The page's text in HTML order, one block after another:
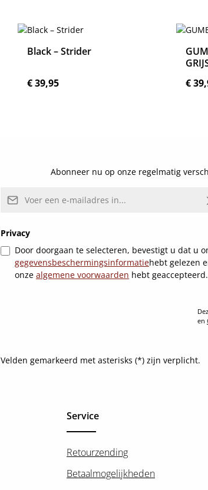
Black – Strider
Normale prijs:
€ 39,95 €
Abonneer nu op onze regelmatig
E-mailadres*
Privacy
Door doorgaan te selecteren, bevestigt u dat u
gegevensbeschermingsinformatiehebt gelezen
onze algemene voorwaarden hebt geaccepteerd.
en
Velden gemarkeerd met asterisks (*) zijn verplicht.
Service
Retourzending
Betaalmogelijkheden